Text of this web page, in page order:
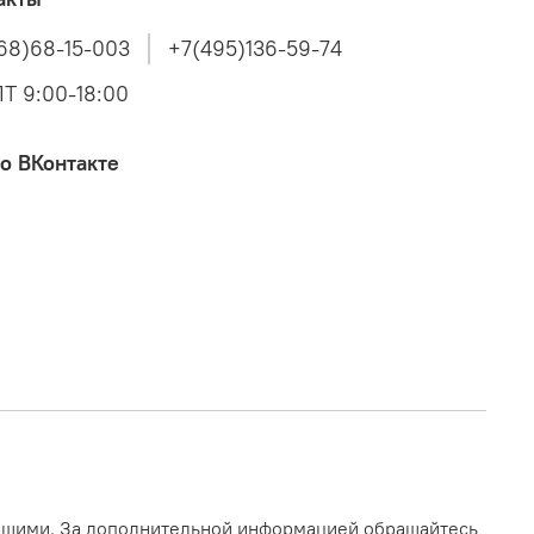
15-003
+7(495)136-59-74
9:00-18:00
ВКонтакте
За дополнительной информацией обращайтесь